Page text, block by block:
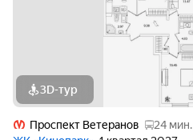
3D-тур
Проспект Ветеранов
24 мин.